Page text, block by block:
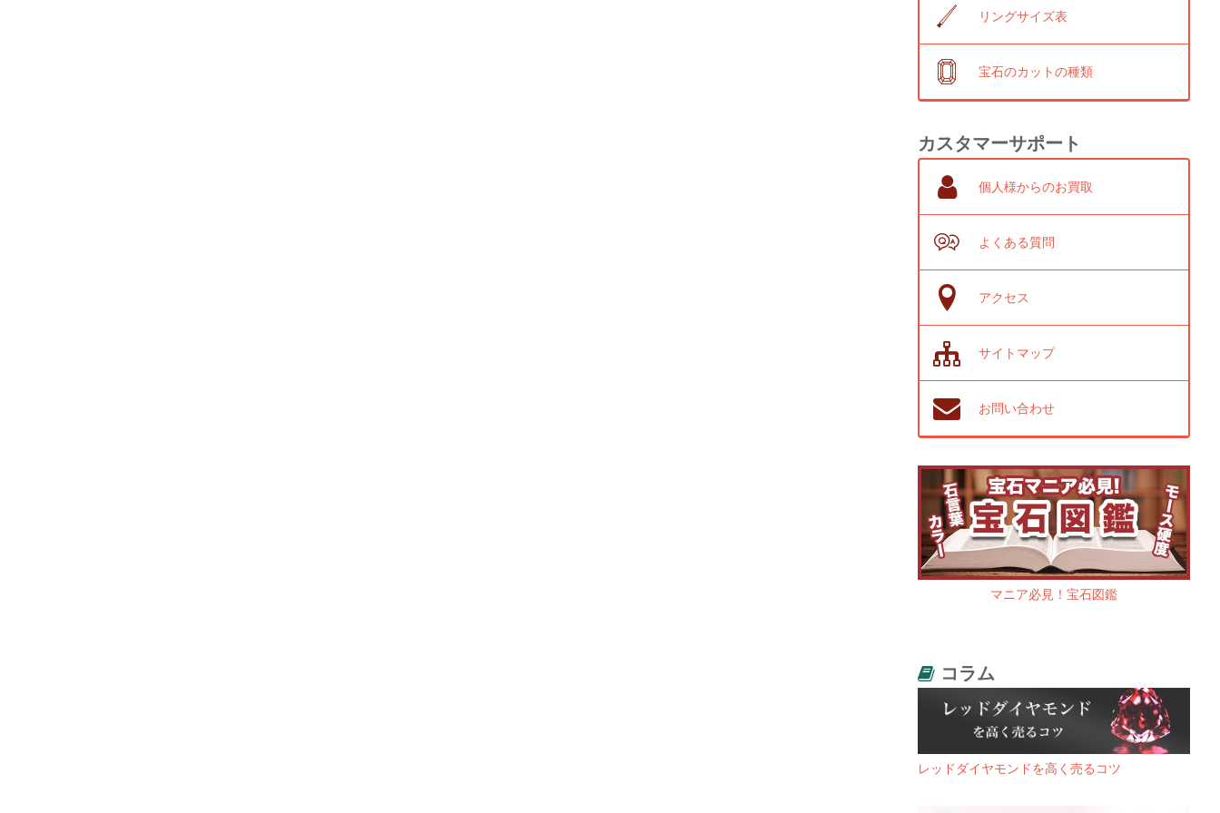
リングサイズ表
宝石のカットの種類
カスタマーサポート
個人様からのお買取
よくある質問
アクセス
サイトマップ
お問い合わせ
マニア必見！宝石図鑑
コラム
レッドダイヤモンドを高く売るコツ